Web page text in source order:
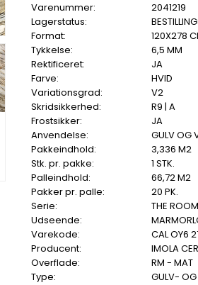
Varenummer:
2041219
Lagerstatus:
Format:
120X278
Tykkelse:
6,5 MM
Rektificeret:
JA
Farve:
HVID
Variationsgrad:
V2
Skridsikkerhed:
R9 | A
Frostsikker:
JA
Anvendelse:
GULV OG
Pakkeindhold:
3,336 M2
Stk. pr. pakke:
1 STK.
Palleindhold:
66,72 M2
Pakker pr. palle:
20 PK.
Serie:
THE ROOM
Udseende:
Varekode:
CAL OY6
Producent:
IMOLA
Overflade:
RM - MAT
Type:
GULV- OG